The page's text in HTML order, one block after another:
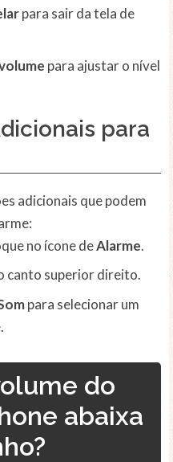
para sair da tela de
para ajustar o nível
para
adicionais que podem
no ícone deAlarme.
canto superior direito.
para selecionar um
do
abaixa